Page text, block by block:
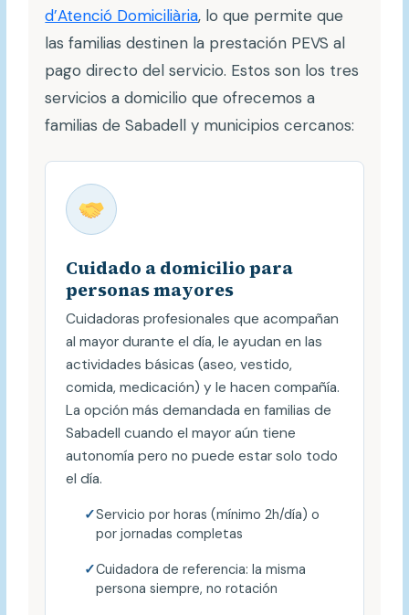
d’Atenció Domiciliària, lo que permite que
las familias destinen la prestación PEVS al
pago directo del servicio. Estos son los tres
servicios a domicilio que ofrecemos a
familias de Sabadell y municipios cercanos:
Cuidado a domicilio para
personas mayores
Cuidadoras profesionales que acompañan
al mayor durante el día, le ayudan en las
actividades básicas (aseo, vestido,
comida, medicación) y le hacen compañía.
La opción más demandada en familias de
Sabadell cuando el mayor aún tiene
autonomía pero no puede estar solo todo
el día.
Servicio por horas (mínimo 2h/día) o
por jornadas completas
Cuidadora de referencia: la misma
persona siempre, no rotación